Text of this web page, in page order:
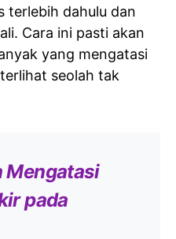
terlebih dahulu dan
Cara ini pasti akan
yang mengatasi
seolah tak
Mengatasi
pada